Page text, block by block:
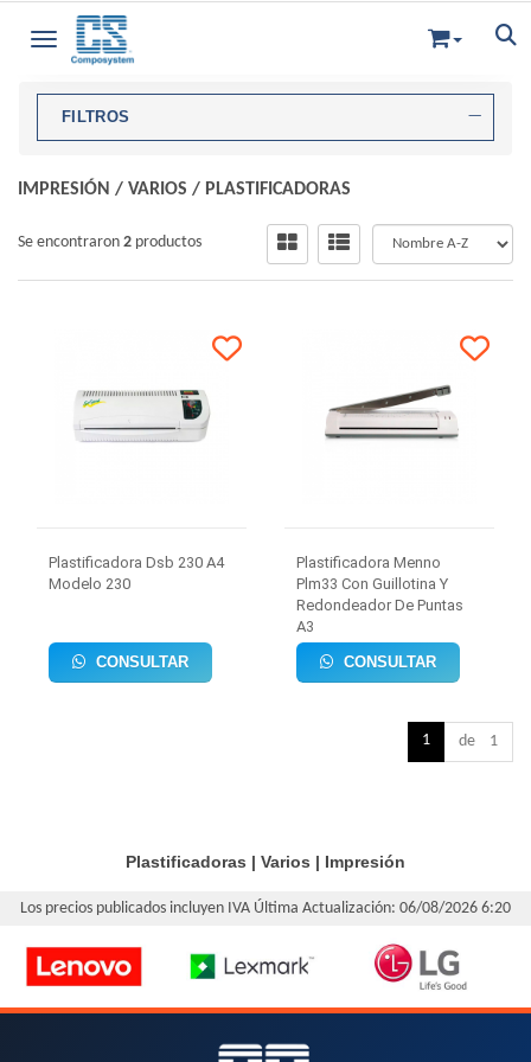
Toggle navigation
FILTROS
IMPRESIÓN / VARIOS / PLASTIFICADORAS
Se encontraron 2 productos
Plastificadora Dsb 230 A4
Modelo 230
CONSULTAR
Plastificadora Menno
Plm33 Con Guillotina Y
Redondeador De Puntas
A3
CONSULTAR
1 de 1
Plastificadoras | Varios | Impresión
Los precios publicados incluyen IVA Última Actualización: 06/08/2026 6:20